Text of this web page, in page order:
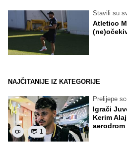
Stavili su
Atletico
NAJČITANIJE IZ KATEGORIJE
1
Prelijepe
Igrači
Kerim